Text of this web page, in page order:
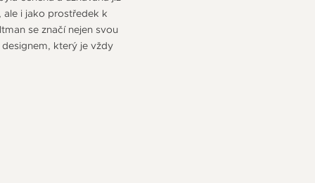
ale i jako prostředek k
se značí nejen svou
který je vždy